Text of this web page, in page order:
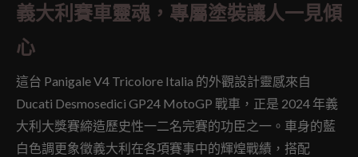
義大利賽車靈魂，專屬塗裝讓人一見傾
心
這台 Panigale V4 Tricolore Italia 的外觀設計靈感來自
Ducati Desmosedici GP24 MotoGP 戰車，正是 2024 年義
大利大獎賽締造歷史性一二名完賽的功臣之一。車身的藍
白色調更象徵義大利在各項賽事中的輝煌戰績，搭配